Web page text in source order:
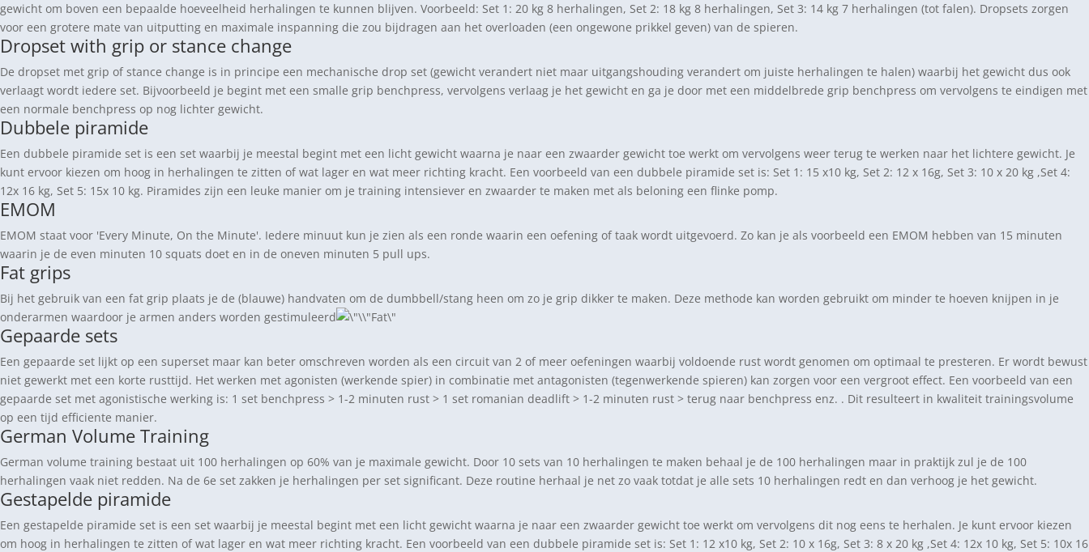
gewicht om boven een bepaalde hoeveelheid herhalingen te kunnen blijven. Voorbeeld: Set 1: 20 kg 8 herhalingen, Set 2: 18 kg 8 herhalingen, Set 3: 14 kg 7 herhalingen (tot falen). Dropsets zorgen
voor een grotere mate van uitputting en maximale inspanning die zou bijdragen aan het overloaden (een ongewone prikkel geven) van de spieren.
Dropset with grip or stance change
De dropset met grip of stance change is in principe een mechanische drop set (gewicht verandert niet maar uitgangshouding verandert om juiste herhalingen te halen) waarbij het gewicht dus ook
verlaagt wordt iedere set. Bijvoorbeeld je begint met een smalle grip benchpress, vervolgens verlaag je het gewicht en ga je door met een middelbrede grip benchpress om vervolgens te eindigen met
een normale benchpress op nog lichter gewicht.
Dubbele piramide
Een dubbele piramide set is een set waarbij je meestal begint met een licht gewicht waarna je naar een zwaarder gewicht toe werkt om vervolgens weer terug te werken naar het lichtere gewicht. Je
kunt ervoor kiezen om hoog in herhalingen te zitten of wat lager en wat meer richting kracht. Een voorbeeld van een dubbele piramide set is: Set 1: 15 x10 kg, Set 2: 12 x 16g, Set 3: 10 x 20 kg ,Set 4:
12x 16 kg, Set 5: 15x 10 kg. Piramides zijn een leuke manier om je training intensiever en zwaarder te maken met als beloning een flinke pomp.
EMOM
EMOM staat voor 'Every Minute, On the Minute'. Iedere minuut kun je zien als een ronde waarin een oefening of taak wordt uitgevoerd. Zo kan je als voorbeeld een EMOM hebben van 15 minuten
waarin je de even minuten 10 squats doet en in de oneven minuten 5 pull ups.
Fat grips
Bij het gebruik van een fat grip plaats je de (blauwe) handvaten om de dumbbell/stang heen om zo je grip dikker te maken. Deze methode kan worden gebruikt om minder te hoeven knijpen in je
onderarmen waardoor je armen anders worden gestimuleerd
Gepaarde sets
Een gepaarde set lijkt op een superset maar kan beter omschreven worden als een circuit van 2 of meer oefeningen waarbij voldoende rust wordt genomen om optimaal te presteren. Er wordt bewust
niet gewerkt met een korte rusttijd. Het werken met agonisten (werkende spier) in combinatie met antagonisten (tegenwerkende spieren) kan zorgen voor een vergroot effect. Een voorbeeld van een
gepaarde set met agonistische werking is: 1 set benchpress > 1-2 minuten rust > 1 set romanian deadlift > 1-2 minuten rust > terug naar benchpress enz. . Dit resulteert in kwaliteit trainingsvolume
op een tijd efficiente manier.
German Volume Training
German volume training bestaat uit 100 herhalingen op 60% van je maximale gewicht. Door 10 sets van 10 herhalingen te maken behaal je de 100 herhalingen maar in praktijk zul je de 100
herhalingen vaak niet redden. Na de 6e set zakken je herhalingen per set significant. Deze routine herhaal je net zo vaak totdat je alle sets 10 herhalingen redt en dan verhoog je het gewicht.
Gestapelde piramide
Een gestapelde piramide set is een set waarbij je meestal begint met een licht gewicht waarna je naar een zwaarder gewicht toe werkt om vervolgens dit nog eens te herhalen. Je kunt ervoor kiezen
om hoog in herhalingen te zitten of wat lager en wat meer richting kracht. Een voorbeeld van een dubbele piramide set is: Set 1: 12 x10 kg, Set 2: 10 x 16g, Set 3: 8 x 20 kg ,Set 4: 12x 10 kg, Set 5: 10x 16